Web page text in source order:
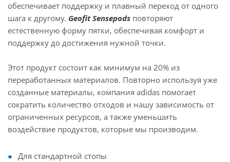
обеспечивает поддержку и плавный переход от одного
шага к другому. Geofit Sensepods повторяют
естественную форму пятки, обеспечивая комфорт и
поддержку до достижения нужной точки.
Этот продукт состоит как минимум на 20% из
переработанных материалов. Повторно используя уже
созданные материалы, компания adidas помогает
сократить количество отходов и нашу зависимость от
ограниченных ресурсов, а также уменьшить
воздействие продуктов, которые мы производим.
Для стандартной стопы